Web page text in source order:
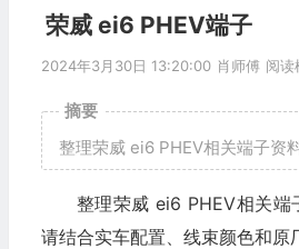
荣威 ei6 PHEV端子
2024年3月30日 13:20:00 肖师傅 阅读
摘要
整理荣威 ei6 PHEV相关端子资料
整理荣威 ei6 PHEV相关端
请结合实车配置、线束颜色和原